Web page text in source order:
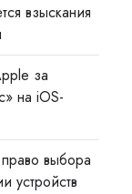
взыскания
за
на iOS-
выбора
устройств